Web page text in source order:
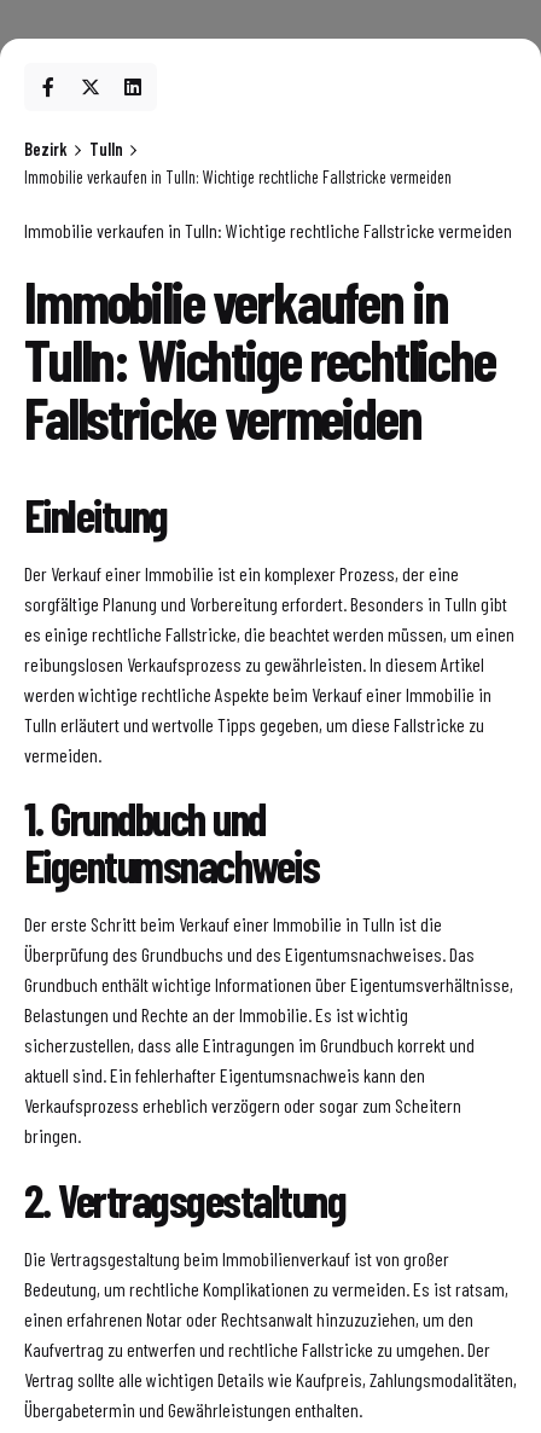
Bezirk
Tulln
Immobilie verkaufen in Tulln: Wichtige rechtliche Fallstricke vermeiden
Immobilie verkaufen in Tulln: Wichtige rechtliche Fallstricke vermeiden
Immobilie verkaufen in
Tulln: Wichtige rechtliche
Fallstricke vermeiden
Einleitung
Der Verkauf einer Immobilie ist ein komplexer Prozess, der eine
sorgfältige Planung und Vorbereitung erfordert. Besonders in Tulln gibt
es einige rechtliche Fallstricke, die beachtet werden müssen, um einen
reibungslosen Verkaufsprozess zu gewährleisten. In diesem Artikel
werden wichtige rechtliche Aspekte beim Verkauf einer Immobilie in
Tulln erläutert und wertvolle Tipps gegeben, um diese Fallstricke zu
vermeiden.
1. Grundbuch und
Eigentumsnachweis
Der erste Schritt beim Verkauf einer Immobilie in Tulln ist die
Überprüfung des Grundbuchs und des Eigentumsnachweises. Das
Grundbuch enthält wichtige Informationen über Eigentumsverhältnisse,
Belastungen und Rechte an der Immobilie. Es ist wichtig
sicherzustellen, dass alle Eintragungen im Grundbuch korrekt und
aktuell sind. Ein fehlerhafter Eigentumsnachweis kann den
Verkaufsprozess erheblich verzögern oder sogar zum Scheitern
bringen.
2. Vertragsgestaltung
Die Vertragsgestaltung beim Immobilienverkauf ist von großer
Bedeutung, um rechtliche Komplikationen zu vermeiden. Es ist ratsam,
einen erfahrenen Notar oder Rechtsanwalt hinzuzuziehen, um den
Kaufvertrag zu entwerfen und rechtliche Fallstricke zu umgehen. Der
Vertrag sollte alle wichtigen Details wie Kaufpreis, Zahlungsmodalitäten,
Übergabetermin und Gewährleistungen enthalten.